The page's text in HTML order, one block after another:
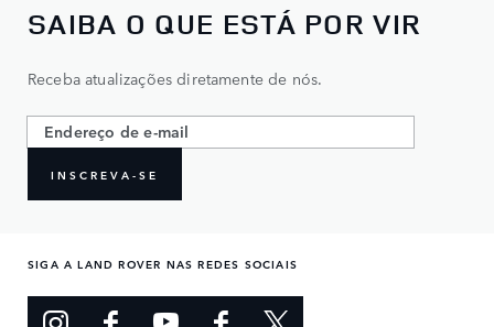
SAIBA O QUE ESTÁ POR VIR
Receba atualizações diretamente de nós.
INSCREVA-SE
SIGA A LAND ROVER NAS REDES SOCIAIS